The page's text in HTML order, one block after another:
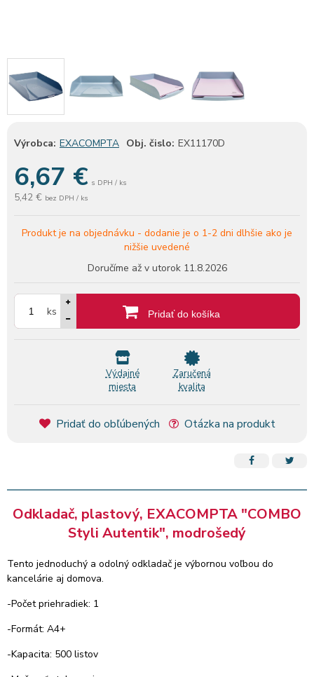
Výrobca: EXACOMPTA Obj. čislo: EX11170D
6,67 € s DPH / ks
5,42 € bez DPH / ks
Produkt je na objednávku - dodanie je o 1-2 dni dlhšie ako je
nižšie uvedené
Doručíme až v utorok 11.8.2026
ks Pridať do košíka
Výdajné
miesta
Zaručená
kvalita
Pridať do obľúbených Otázka na produkt
Odkladač, plastový, EXACOMPTA "COMBO
Styli Autentik", modrošedý
Tento jednoduchý a odolný odkladač je výbornou voľbou do
kancelárie aj domova.
-Počet priehradiek: 1
-Formát: A4+
-Kapacita: 500 listov